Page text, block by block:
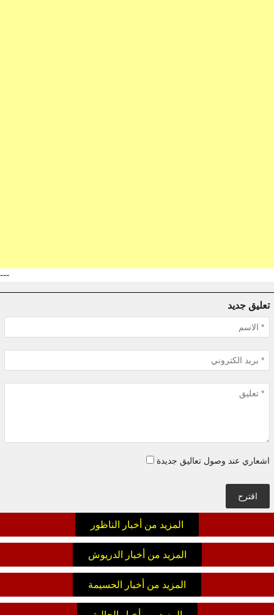
---
تعليق جديد
اشعاري عند وصول تعاليق جديدة
اقترح
المزيد من أخبار الناظور
المزيد من أخبار الدريوش
المزيد من أخبار الحسيمة